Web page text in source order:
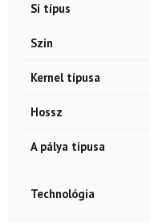
Sí típus
Szín
Kernel típusa
Hossz
A pálya típusa
Technológia